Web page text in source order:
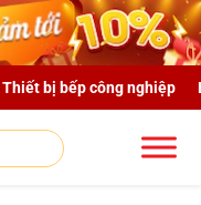
Thiết bị bếp công nghiệp